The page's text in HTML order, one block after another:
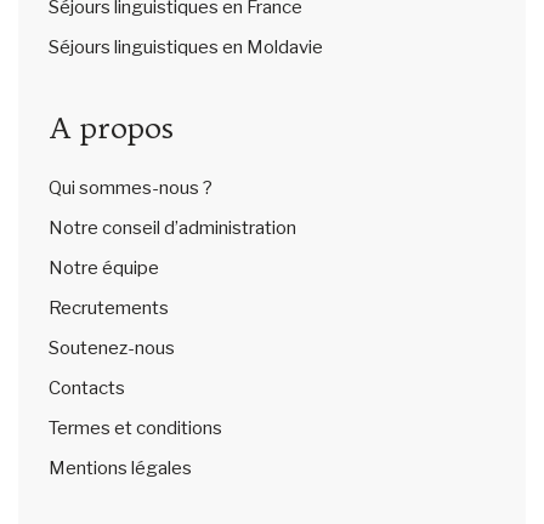
Séjours linguistiques en France
Séjours linguistiques en Moldavie
A propos
Qui sommes-nous ?
Notre conseil d’administration
Notre équipe
Recrutements
Soutenez-nous
Contacts
Termes et conditions
Mentions légales